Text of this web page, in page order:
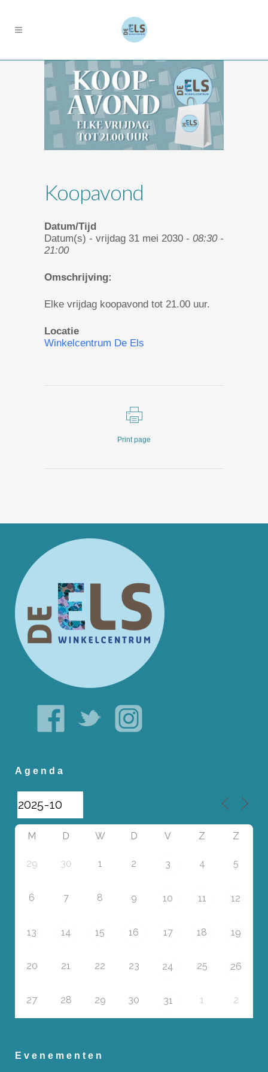
Koopavond
Datum/Tijd
Datum(s) - vrijdag 31 mei 2030 - 08:30 -
21:00
Omschrijving:
Elke vrijdag koopavond tot 21.00 uur.
Locatie
Winkelcentrum De Els
Print page
Agenda
M D W D V Z Z
29 30 1 2 3 4 5
6 7 8 9 10 11 12
13 14 15 16 17 18 19
20 21 22 23 24 25 26
27 28 29 30 31 1 2
Evenementen